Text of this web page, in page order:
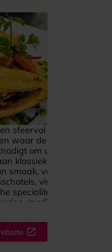
sfeervol Grieks
waar de warme,
om uitgebreid te
klassieke Griekse
smaak, van mezze en
visgerechten,
specialiteiten. De
mediterrane
setting maakt dit een
diner met z’n
Wie houdt van puur,
hier goed, met een